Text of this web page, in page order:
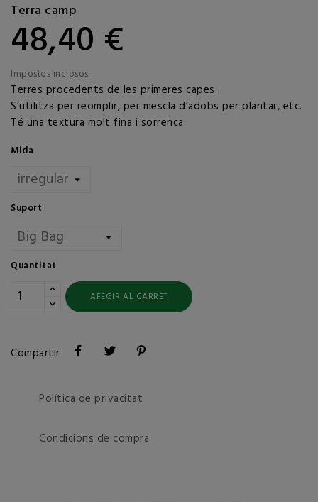
Terra camp
48,40 €
Impostos inclosos
Terres procedents de les primeres capes.
S’utilitza per reomplir, per mescla d’adobs per plantar, etc.
Té una textura molt fina i sorrenca.
Mida
Suport
Quantitat
AFEGIR AL CARRET
Compartir
Política de privacitat
Condicions de compra